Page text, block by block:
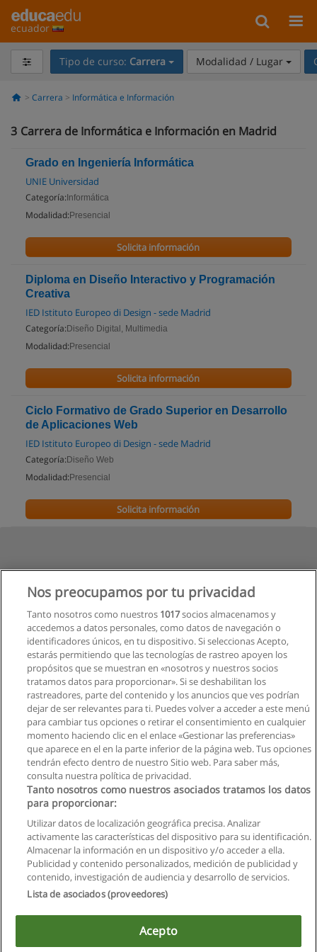
ecuador
Tipo de curso: Carrera Modalidad / Lugar
Carrera Informática e Información
3 Carrera de Informática e Información en Madrid
Grado en Ingeniería Informática
UNIE Universidad
Categoría: Informática
Modalidad: Presencial
Solicita información
Diploma en Diseño Interactivo y Programación
Creativa
IED Istituto Europeo di Design - sede Madrid
Categoría: Diseño Digital, Multimedia
Modalidad: Presencial
Solicita información
Ciclo Formativo de Grado Superior en Desarrollo
de Aplicaciones Web
IED Istituto Europeo di Design - sede Madrid
Categoría: Diseño Web
Modalidad: Presencial
Solicita información
Reglas de uso
Privacidad de datos
Copyright © Educaedu Business S.L. - CIF : B-95610580: -
www.educaedu.com.ec
Nos preocupamos por tu privacidad
Tanto nosotros como nuestros 1017socios almacenamos y
accedemos a datos personales, como datos de navegación o
identificadores únicos, en tu dispositivo. Si seleccionas Acepto,
estarás permitiendo que las tecnologías de rastreo apoyen los
propósitos que se muestran en «nosotros y nuestros socios
tratamos datos para proporcionar». Si se deshabilitan los
rastreadores, parte del contenido y los anuncios que ves podrían
dejar de ser relevantes para ti. Puedes volver a acceder a este menú
para cambiar tus opciones o retirar el consentimiento en cualquier
momento haciendo clic en el enlace «Gestionar las preferencias»
que aparece en el en la parte inferior de la página web. Tus opciones
tendrán efecto dentro de nuestro Sitio web. Para saber más,
consulta nuestra política de privacidad.
Tanto nosotros como nuestros asociados tratamos los datos
para proporcionar:
Utilizar datos de localización geográfica precisa. Analizar
activamente las características del dispositivo para su identificación.
Almacenar la información en un dispositivo y/o acceder a ella.
Publicidad y contenido personalizados, medición de publicidad y
contenido, investigación de audiencia y desarrollo de servicios.
Lista de asociados (proveedores)
Acepto